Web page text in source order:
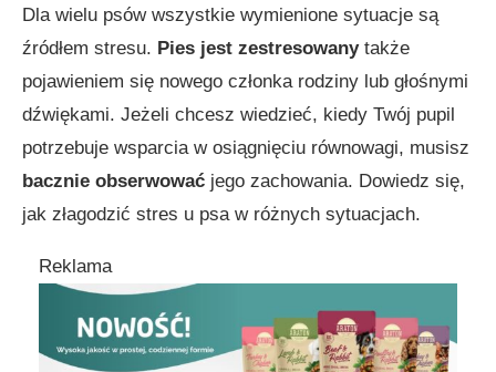
Dla wielu psów wszystkie wymienione sytuacje są
źródłem stresu. Pies jest zestresowanytakże
pojawieniem się nowego członka rodziny lub głośnymi
dźwiękami. Jeżeli chcesz wiedzieć, kiedy Twój pupil
potrzebuje wsparcia w osiągnięciu równowagi, musisz
bacznie obserwować jego zachowania. Dowiedz się,
jak złagodzić stres u psa w różnych sytuacjach.
Reklama